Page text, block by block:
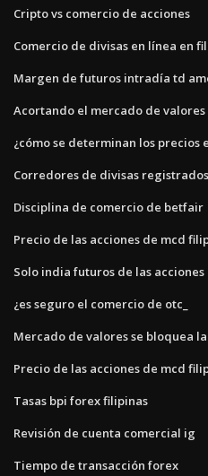
Cripto vs comercio de acciones
Comercio de divisas en línea en
Margen de futuros intradía td
Acortando el mercado de
¿cómo se determinan los precios
Corredores de divisas
Disciplina de comercio de betfair
Precio de las acciones de mcd
Solo india futuros de las acciones
¿es seguro el comercio de otc_
Mercado de valores se bloquea
Precio de las acciones de mcd
Tasas bpi forex filipinas
Revisión de cuenta comercial ig
Tiempo de transacción forex